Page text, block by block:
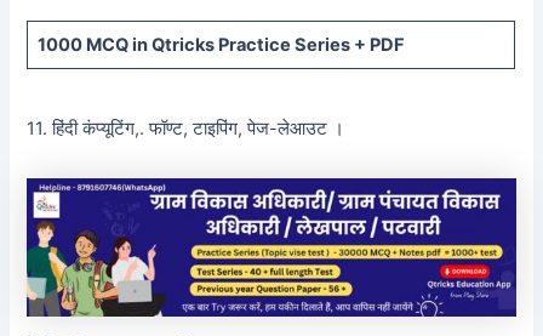
1000 MCQin Qtricks Practice Series + PDF
11. हिंदी कंप्यूटिंग,. फॉण्ट, टाइपिंग, पेज-लेआउट ।